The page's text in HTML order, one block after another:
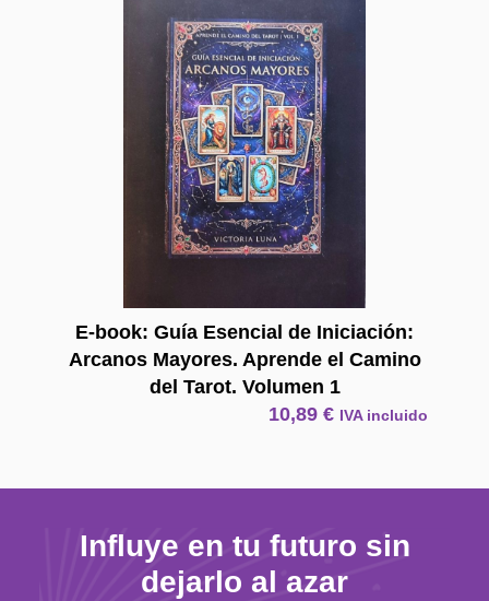
E-book: Guía Esencial de Iniciación:
Arcanos Mayores. Aprende el Camino
del Tarot. Volumen 1
10,89€ IVA incluido
Influye en tu futuro sin
dejarlo al azar